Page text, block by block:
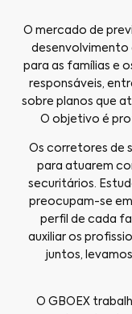
O mercado de
desenvolvimento
para as famílias e
responsáveis,
sobre planos que
O objetivo é
Os corretores de
para atuarem
securitários.
preocupam-se
perfil de cada
auxiliar os
juntos,
O GBOEX